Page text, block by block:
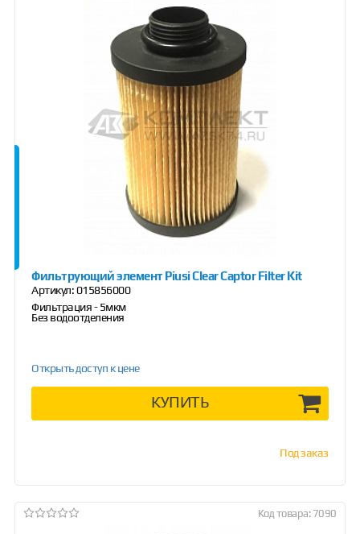
Фильтрующий элемент Piusi Clear Captor Filter Kit
Артикул:015856000
Фильтрация - 5мкм
Без водоотделения
Открыть доступ к цене
КУПИТЬ
Под заказ
Код товара: 7090